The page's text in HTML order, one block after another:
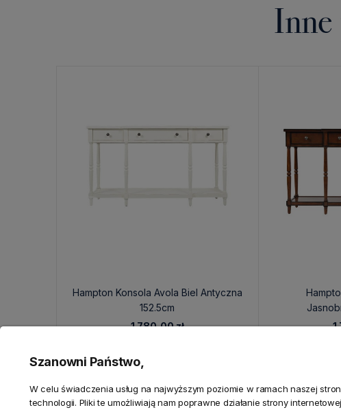
Hampton Konsola Avola Biel Antyczna
152.5cm
1 780,00 zł
1
Szanowni Państwo,
W celu świadczenia usług na najwyższym poziomie w ramach naszej
technologii. Pliki te umożliwiają nam poprawne działanie strony